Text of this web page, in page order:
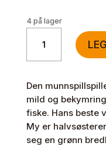
4 på lager
bolle
15cm
antall
Den
mild og
fiske. Hans beste
My er
seg en grønn